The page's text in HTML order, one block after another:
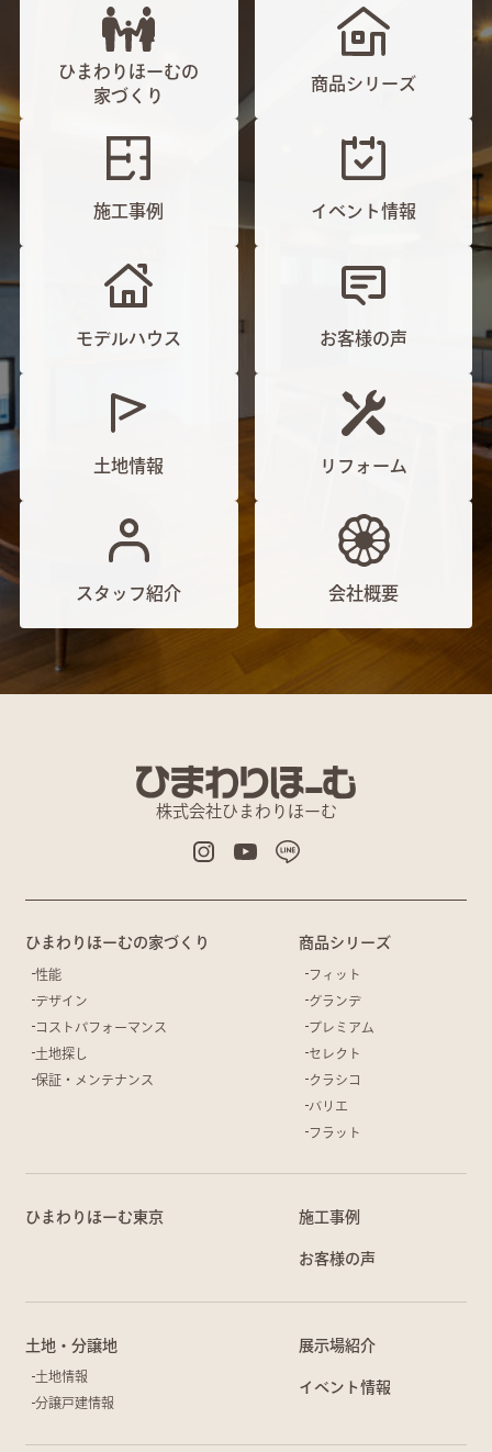
ひまわりほーむの
家づくり
商品シリーズ
施工事例 イベント情報
モデルハウス お客様の声
土地情報 リフォーム
スタッフ紹介 会社概要
株式会社ひまわりほーむ
ひまわりほーむの家づくり
性能
デザイン
コストパフォーマンス
土地探し
保証・メンテナンス
商品シリーズ
フィット
グランデ
プレミアム
セレクト
クラシコ
バリエ
フラット
ひまわりほーむ東京 施工事例
お客様の声
土地・分譲地
土地情報
分譲戸建情報
展示場紹介
イベント情報